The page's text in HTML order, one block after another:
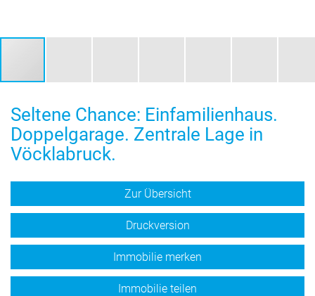
Seltene Chance: Einfamilienhaus.
Doppelgarage. Zentrale Lage in
Vöcklabruck.
Zur Übersicht
Druckversion
Immobilie merken
Immobilie teilen